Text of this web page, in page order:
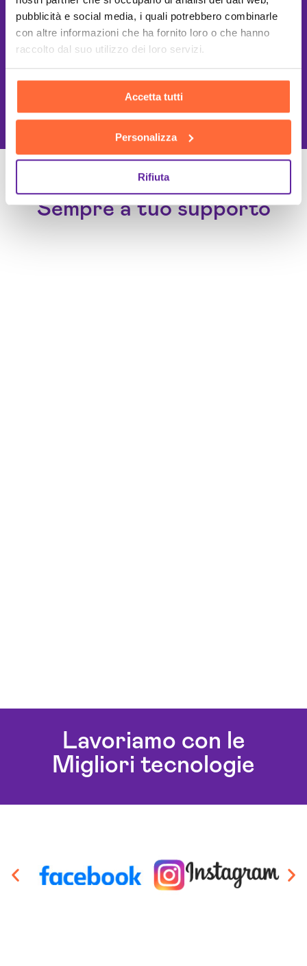
pubblicità e social media, i quali potrebbero combinarle
con altre informazioni che ha fornito loro o che hanno
raccolto dal suo utilizzo dei loro servizi.
Accetta tutti
Personalizza
Rifiuta
This site is protected by reCAPTCHA
andTerms of Service
Un Team di specialisti
Sempre a tuo supporto
Lavoriamo con le
Migliori tecnologie